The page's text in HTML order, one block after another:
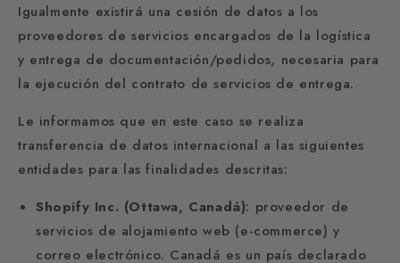
Igualmente existirá una cesión de datos a los
proveedores de servicios encargados de la logística
y entrega de documentación/pedidos, necesaria para
la ejecución del contrato de servicios de entrega.
Le informamos que en este caso se realiza
transferencia de datos internacional a las siguientes
entidades para las finalidades descritas:
Shopify Inc. (Ottawa, Canadá): proveedor de
servicios de alojamiento web (e-commerce) y
correo electrónico. Canadá es un país declarado